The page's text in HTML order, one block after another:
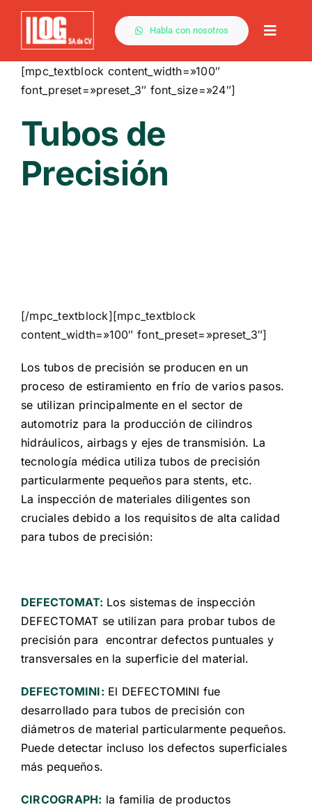
Saltar
contenido
Habla con nosotros
Toggle
[mpc_textblock content_width=»100″
font_preset=»preset_3″ font_size=»24″]
Tubos de
Precisión
[/mpc_textblock][mpc_textblock
content_width=»100″ font_preset=»preset_3″]
Los tubos de precisión se producen en un
proceso de estiramiento en frío de varios pasos.
se utilizan principalmente en el sector de
automotriz para la producción de cilindros
hidráulicos, airbags y ejes de transmisión. La
tecnología médica utiliza tubos de precisión
particularmente pequeños para stents, etc.
La inspección de materiales diligentes son
cruciales debido a los requisitos de alta calidad
para tubos de precisión:
DEFECTOMAT: Los sistemas de inspección
DEFECTOMAT se utilizan para probar tubos de
precisión para encontrar defectos puntuales y
transversales en la superficie del material.
DEFECTOMINI: El DEFECTOMINI fue
desarrollado para tubos de precisión con
diámetros de material particularmente pequeños.
Puede detectar incluso los defectos superficiales
más pequeños.
CIRCOGRAPH: la familia de productos